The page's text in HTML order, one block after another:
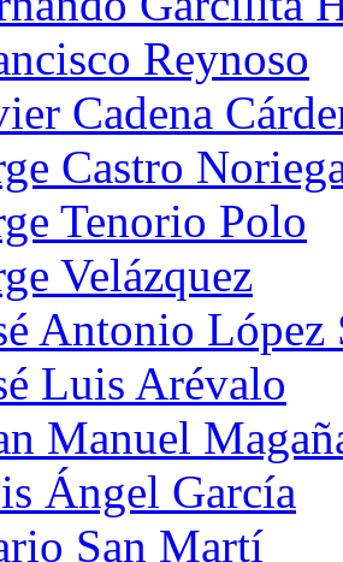
Reynoso
Cadena
Castro
Tenorio Polo
Velázquez
Antonio López
Luis Arévalo
Manuel
Ángel García
San Martí